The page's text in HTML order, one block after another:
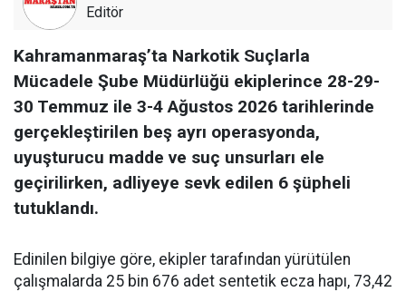
Editör
Kahramanmaraş’ta Narkotik Suçlarla
Mücadele Şube Müdürlüğü ekiplerince 28-29-
30 Temmuz ile 3-4 Ağustos 2026 tarihlerinde
gerçekleştirilen beş ayrı operasyonda,
uyuşturucu madde ve suç unsurları ele
geçirilirken, adliyeye sevk edilen 6 şüpheli
tutuklandı.
Edinilen bilgiye göre, ekipler tarafından yürütülen
çalışmalarda 25 bin 676 adet sentetik ecza hapı, 73,42